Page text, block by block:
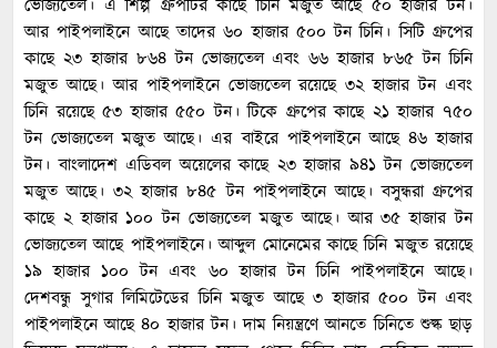
ভোজ্যতেল। এ শিল্প গ্রুপটির কাছে চিনি মজুত আছে ৫০ হাজার টন।
আর পাইপলাইনে আছে তাদের ৬০ হাজার ৫০০ টন চিনি। সিটি গ্রুপের
কাছে ২৩ হাজার ৮৬৪ টন ভোজ্যতেল এবং ৬৬ হাজার ৮৬৫ টন চিনি
মজুত আছে। আর পাইপলাইনে ভোজ্যতেল রয়েছে ৩২ হাজার টন এবং
চিনি রয়েছে ৫৩ হাজার ৫৫০ টন। টিকে গ্রুপের কাছে ২১ হাজার ৭৫০
টন ভোজ্যতেল মজুত আছে। এর বাইরে পাইপলাইনে আছে ৪৬ হাজার
টন। বাংলাদেশ এডিবল অয়েলের কাছে ২৩ হাজার ৯৪১ টন ভোজ্যতেল
মজুত আছে। ৩২ হাজার ৮৪৫ টন পাইপলাইনে আছে। বসুন্ধরা গ্রুপের
কাছে ২ হাজার ১০০ টন ভোজ্যতেল মজুত আছে। আর ৩৫ হাজার টন
ভোজ্যতেল আছে পাইপলাইনে। আব্দুল মোনেমের কাছে চিনি মজুত রয়েছে
১৯ হাজার ১০০ টন এবং ৬০ হাজার টন চিনি পাইপলাইনে আছে।
দেশবন্ধু সুগার লিমিটেডের চিনি মজুত আছে ৩ হাজার ৫০০ টন এবং
পাইপলাইনে আছে ৪০ হাজার টন। দাম নিয়ন্ত্রণে আনতে চিনিতে শুল্ক ছাড়